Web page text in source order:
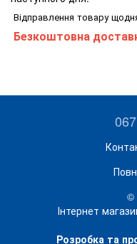
Відправлення товару
Безкоштовна
©
Інтернет
Розробка та